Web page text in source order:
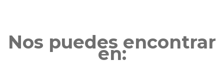
Nos puedes encontrar
en: